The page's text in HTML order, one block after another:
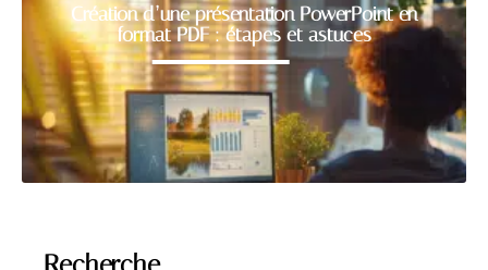
Création d’une présentation PowerPoint en
format PDF : étapes et astuces